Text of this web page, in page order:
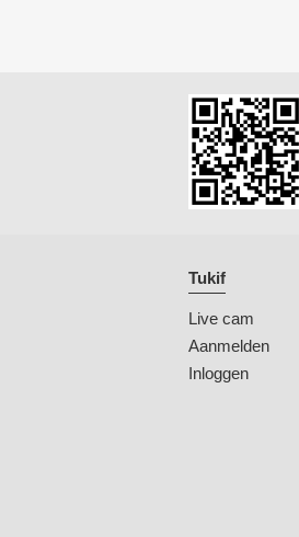
Tukif
Live cam
Aanmelden
Inloggen